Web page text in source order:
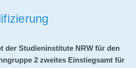
Partner
der Studieninstitute NRW für den
2 zweites Einstiegsamt für